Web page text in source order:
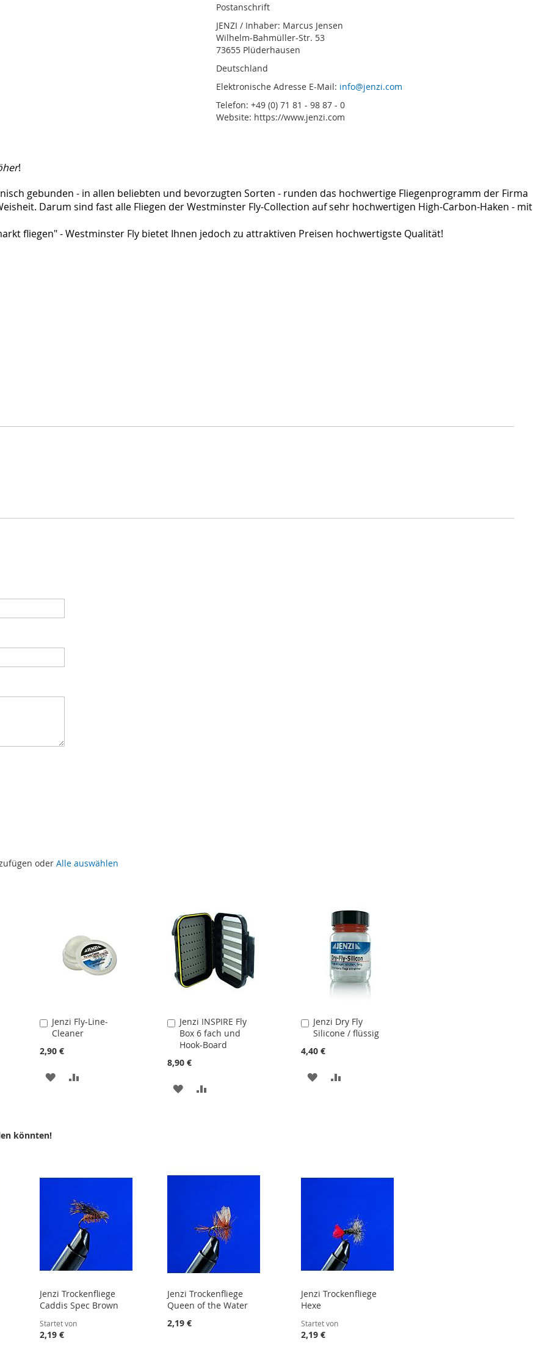
Postanschrift
JENZI / Inhaber: Marcus Jensen
Wilhelm-Bahmüller-Str. 53
73655 Plüderhausen
Deutschland
Elektronische Adresse E-Mail: info@jenzi.com
Telefon: +49 (0) 71 81 - 98 87 - 0
Website: https://www.jenzi.com
!
gebunden - in allen beliebten und bevorzugten Sorten - runden das hochwertige Fliegenprogramm der Firma
Darum sind fast alle Fliegen der Westminster Fly-Collection auf sehr hochwertigen High-Carbon-Haken - mit
fliegen" - Westminster Fly bietet Ihnen jedoch zu attraktiven Preisen hochwertigste Qualität!
oder Alle auswählen
Jenzi Fly-Line-
Cleaner
2,90 €
In
den
ZUR
Jenzi INSPIRE Fly
Box 6 fach und
Hook-Board
8,90 €
In
den
Warenkorb
ZUR
Jenzi Dry Fly
Silicone / flüssig
4,40 €
In
den
ZUR ZUR
könnten!
Jenzi Trockenfliege
Caddis Spec Brown
Startet von
2,19 €
Jenzi Trockenfliege
Queen of the Water
2,19 €
Jenzi Trockenfliege
Hexe
Startet von
2,19 €